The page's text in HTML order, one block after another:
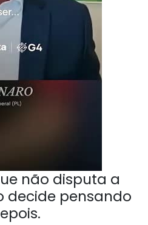
não disputa a
decide pensando